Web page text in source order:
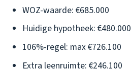
WOZ-waarde: €685.000
Huidige hypotheek: €480.000
106%-regel: max €726.100
Extra leenruimte: €246.100